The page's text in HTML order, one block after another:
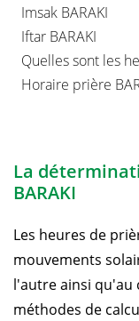
Imsak BARAKI
Iftar BARAKI
Quelles sont les
Horaire prière
La
BARAKI
Les heures de
mouvements
l'autre ainsi qu'au
méthodes de